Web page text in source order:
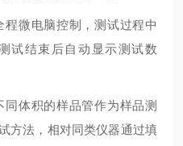
程微电脑控制，测试过程中
试结束后自动显示测试数
同体积的样品管作为样品测
方法，相对同类仪器通过填